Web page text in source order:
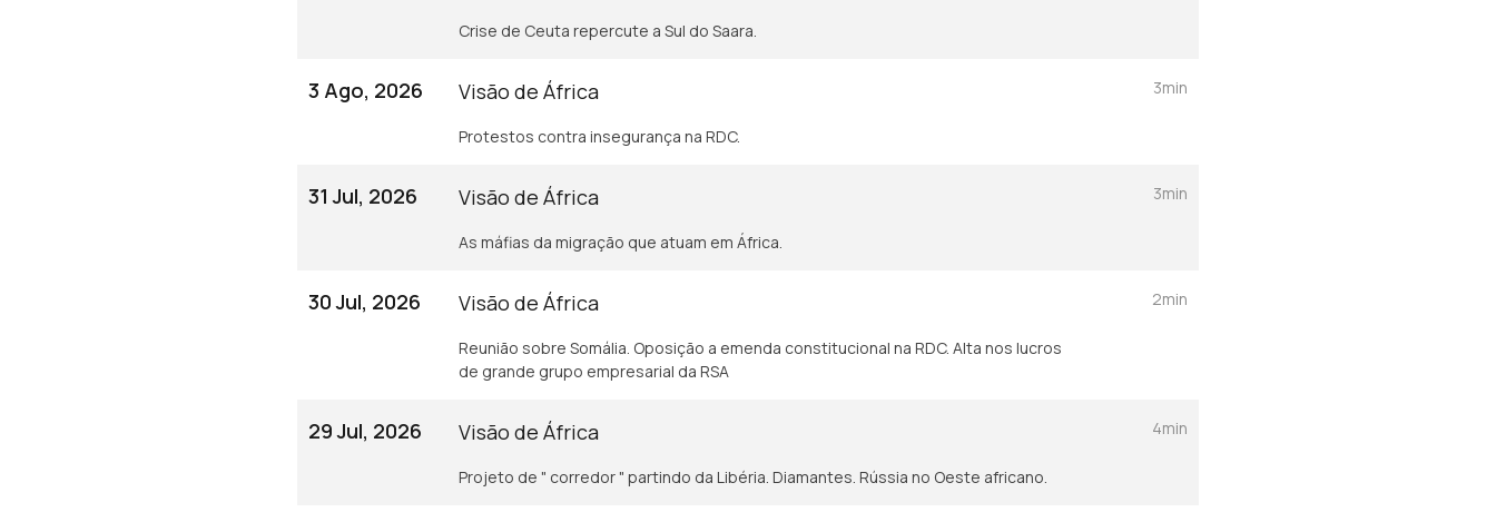
Crise de Ceuta repercute a Sul do Saara.
3 Ago, 2026 Visão de África
Protestos contra insegurança na RDC.
3min
31 Jul, 2026 Visão de África
As máfias da migração que atuam em África.
3min
30 Jul, 2026 Visão de África
Reunião sobre Somália. Oposição a emenda constitucional na RDC. Alta nos lucros
de grande grupo empresarial da RSA
2min
29 Jul, 2026 Visão de África
Projeto de " corredor " partindo da Libéria. Diamantes. Rússia no Oeste africano.
4min